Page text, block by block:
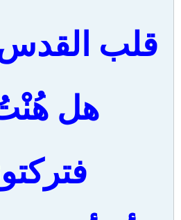
قلب القدس
هل هُنْتُ